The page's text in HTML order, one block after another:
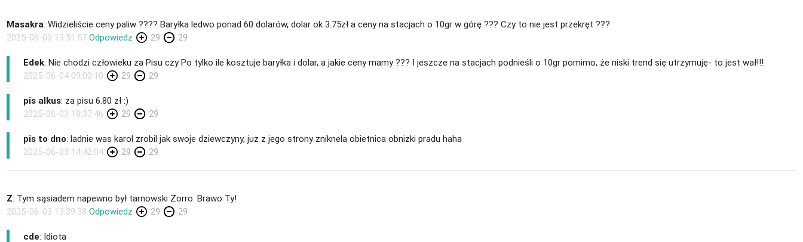
Masakra: Widzieliście ceny paliw ???? Baryłka ledwo ponad 60 dolarów, dolar ok 3.75zł a ceny na stacjach o 10gr w górę ??? Czy to nie jest przekręt ???
2025-06-03 13:51:57 Odpowiedz 29 29
Edek: Nie chodzi człowieku za Pisu czy Po tylko ile kosztuje baryłka i dolar, a jakie ceny mamy ??? I jeszcze na stacjach podnieśli o 10gr pomimo, że niski trend się utrzymuję- to jest wał!!!
2025-06-04 09:00:10
29 29
pis alkus: za pisu 6.80 zł :)
2025-06-03 18:37:46
29 29
pis to dno: ladnie was karol zrobil jak swoje dziewczyny, juz z jego strony zniknela obietnica obnizki pradu haha
2025-06-03 14:42:04
29 29
Z: Tym sąsiadem napewno był tarnowski Zorro. Brawo Ty!
2025-06-03 13:39:38 Odpowiedz 29 29
cde: Idiota